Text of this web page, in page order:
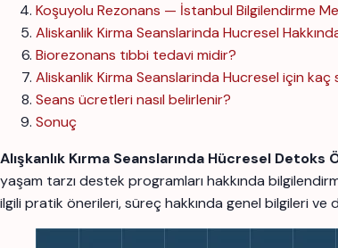
Koşuyolu Rezonans — İstanbul Bilgilendirme
Aliskanlik Kirma Seanslarinda Hucresel
Biorezonans tıbbi tedavi midir?
Aliskanlik Kirma Seanslarinda Hucresel için kaç
Seans ücretleri nasıl belirlenir?
Sonuç
Alışkanlık Kırma Seanslarında Hücresel Detoks
yaşam tarzı destek programları hakkında
ilgili pratik önerileri, süreç hakkında genel bilgileri ve